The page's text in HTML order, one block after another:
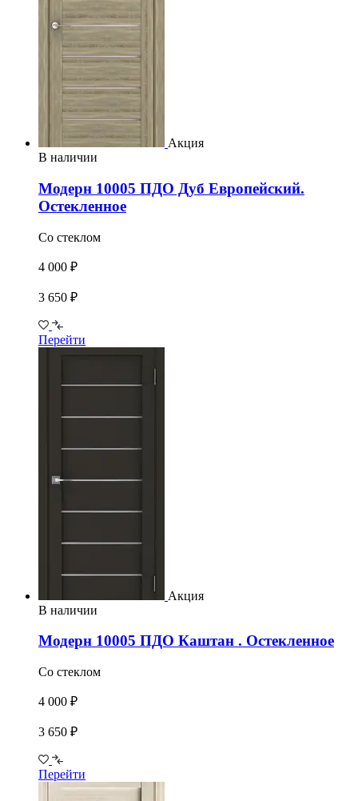
Акция
В наличии
Модерн 10005 ПДО Дуб Европейский.
Остекленное
Со стеклом
4 000 ₽
3 650 ₽
Перейти
Акция
В наличии
Модерн 10005 ПДО Каштан . Остекленное
Со стеклом
4 000 ₽
3 650 ₽
Перейти